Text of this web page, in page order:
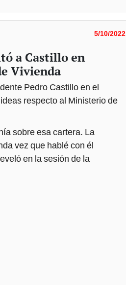
5/10/2022
a Castillo en
Vivienda
Pedro Castillo en el
respecto al Ministerio de
sobre esa cartera. La
vez que hablé con él
en la sesión de la